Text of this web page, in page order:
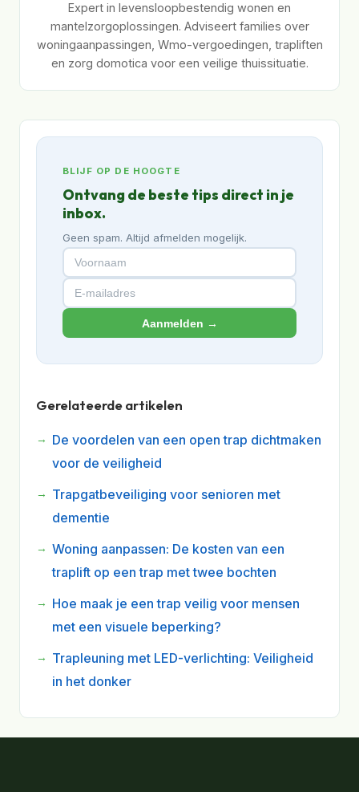
Expert in levensloopbestendig wonen en
mantelzorgoplossingen. Adviseert families over
woningaanpassingen, Wmo-vergoedingen, trapliften
en zorg domotica voor een veilige thuissituatie.
BLIJF OP DE HOOGTE
Ontvang de beste tips direct in je
inbox.
Geen spam. Altijd afmelden mogelijk.
Aanmelden →
Gerelateerde artikelen
De voordelen van een open trap dichtmaken
voor de veiligheid
Trapgatbeveiliging voor senioren met
dementie
Woning aanpassen: De kosten van een
traplift op een trap met twee bochten
Hoe maak je een trap veilig voor mensen
met een visuele beperking?
Trapleuning met LED-verlichting: Veiligheid
in het donker